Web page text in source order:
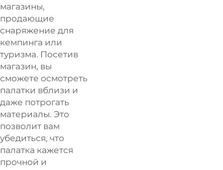
магазины,
продающие
снаряжение для
кемпинга или
туризма. Посетив
магазин, вы
сможете осмотреть
палатки вблизи и
даже потрогать
материалы. Это
позволит вам
убедиться, что
палатка кажется
прочной и